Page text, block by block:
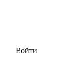
Войти